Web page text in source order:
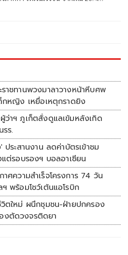
ราชทานพวงมาลาวางหน้าหีบศพ
กหญิง เหยื่อเหตุกราดยิง
ว่าฯ ภูเก็ตสั่งดูแลเข้มหลังเกิด
รร.
ประสานงาน ลดค่าบัตรเข้าชม
ต่รอบรองฯ บอลอาเซียน
าศความสำเร็จโครงการ 74 วัน
พร้อมโชว์เต้นแอโรบิก
วิตใหม่ ผนึกชุมชน-ฝ่ายปกครอง
งตัดวงจรติดยา